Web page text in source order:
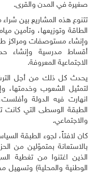
صغيرة في المدن والقرى.
تتنوع هذه المشاريع بين
الطاقة وتوزيعها، وتأمين
وإنشاء مستوصفات ومراكز
أقساط مدرسية وإنشاء
الاجتماعية المعروفة.
يحدث كل ذلك من أجل الترشح
لتمثيل الشعوب وخدمتها،
انهارت فيه الدولة
الطبقة الوسطى التي كانت
والاجتماعي.
كان لافتاً، لجوء الطبقة
بالاستعانة بمتموّلين من
الذين اغتنوا من تغطية
الوطنية والمحلية) وتسهيل